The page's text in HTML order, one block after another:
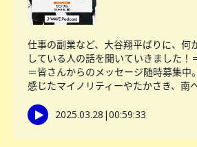
仕事の副業など、大谷翔平ばりに、何
している人の話を聞いていきました！
＝皆さんからのメッセージ随時募集中
感じたマイノリティーやたかさき、南
2025.03.28 |00:59:33